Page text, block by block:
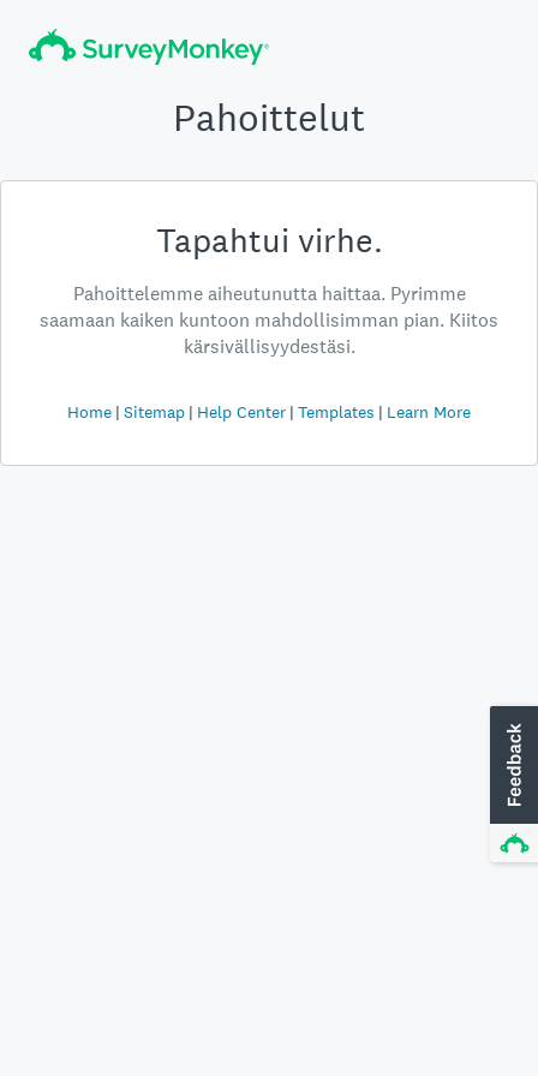
Pahoittelut
Tapahtui virhe.
Pahoittelemme aiheutunutta haittaa. Pyrimme
saamaan kaiken kuntoon mahdollisimman pian. Kiitos
kärsivällisyydestäsi.
Home Sitemap Help Center Templates Learn More